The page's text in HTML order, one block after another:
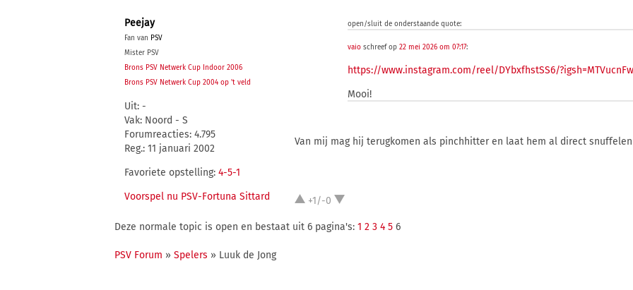
Peejay
Fan van PSV
Mister PSV
Brons PSV Netwerk Cup Indoor 2006
Brons PSV Netwerk Cup 2004 op 't veld
Uit: -
Vak: Noord - S
Forumreacties: 4.795
Reg.: 11 januari 2002
Favoriete opstelling: 4-5-1
Voorspel nu PSV-Fortuna Sittard
open/sluit de onderstaande quote:
vaio schreef op22 mei 2026 om 07:17:
https://www.instagram.com/reel/DYbxfhstSS6/
Mooi!
Van mij mag hij terugkomen als pinchhitter en laat hem al direct
+1/-0
Deze normale topic is open en bestaat uit 6 pagina's: 1 2 3 4 5 6
PSV Forum » Spelers » Luuk de Jong